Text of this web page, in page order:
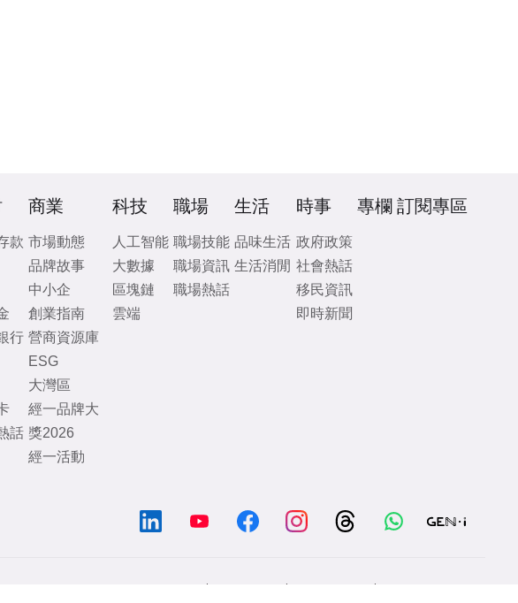
款
行
話
商業
市場動態
品牌故事
中小企
創業指南
營商資源庫
ESG
大灣區
經一品牌大
獎2026
經一活動
科技
人工智能
大數據
區塊鏈
雲端
職場
職場技能
職場資訊
職場熱話
生活
品味生活
生活消閒
時事
政府政策
社會熱話
移民資訊
即時新聞
專欄 訂閱專區
/ / /